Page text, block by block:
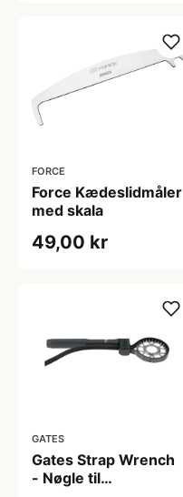
FORCE
Force Kædeslidmåler
med skala
49,00 kr
GATES
Gates Strap Wrench
- Nøgle til